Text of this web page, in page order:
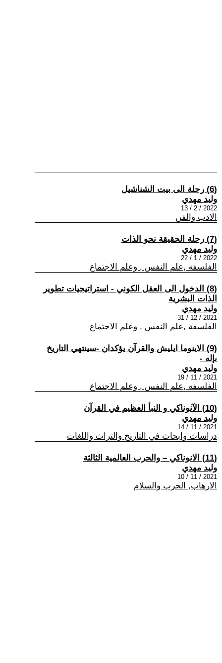
(6) رحلة الى بيت الشناشيل
وليد مهدي
2022 / 2 / 13
الادب والفن
(7) رحلة الحقيقة نحو الذات
وليد مهدي
2022 / 1 / 22
الفلسفة ,علم النفس , وعلم الاجتماع
(8) الدخول الى العقل الكوني - استراتيجيات تطوير
الذات البشرية
وليد مهدي
2021 / 12 / 31
الفلسفة ,علم النفس , وعلم الاجتماع
(9) الاينوما ايليش والقرآن يؤكدان -سينتهي التاريخ
بإله -
وليد مهدي
2021 / 11 / 19
الفلسفة ,علم النفس , وعلم الاجتماع
(10) الآنوناكي و النبأ العظيم في القرآن
وليد مهدي
2021 / 11 / 14
دراسات وابحاث في التاريخ والتراث واللغات
(11) الانوناكي – والحرب العالمية الثالثة
وليد مهدي
2021 / 11 / 10
الارهاب, الحرب والسلام